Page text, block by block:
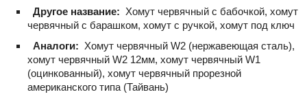
Другое название: Хомут червячный с бабочкой, хомут
червячный с барашком, хомут с ручкой, хомут под ключ
Аналоги: Хомут червячный W2 (нержавеющая сталь),
хомут червячный W2 12мм, хомут червячный W1
(оцинкованный), хомут червячный прорезной
американского типа (Тайвань)